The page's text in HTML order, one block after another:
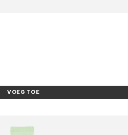
VOEG TOE